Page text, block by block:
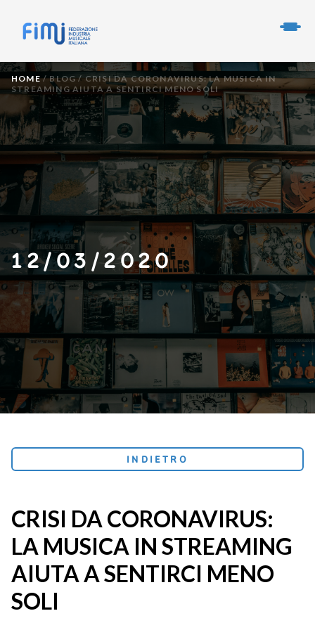
HOME/BLOG / CRISI DA CORONAVIRUS: LA MUSICA IN
STREAMING AIUTA A SENTIRCI MENO SOLI
12/03/2020
INDIETRO
CRISI DA CORONAVIRUS:
LA MUSICA IN STREAMING
AIUTA A SENTIRCI MENO
SOLI